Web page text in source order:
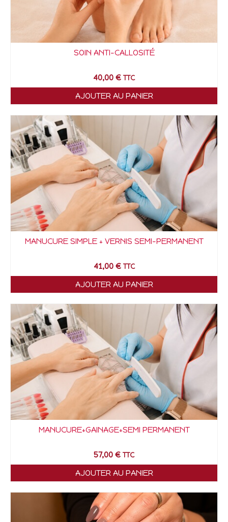
SOIN ANTI-CALLOSITÉ
40,00 € TTC
AJOUTER AU PANIER
MANUCURE SIMPLE + VERNIS SEMI-PERMANENT
41,00 € TTC
AJOUTER AU PANIER
MANUCURE+GAINAGE+SEMI PERMANENT
57,00 € TTC
AJOUTER AU PANIER